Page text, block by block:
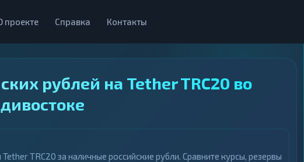
проекте Справка Контакты
рублей на Tether TRC20 во
TRC20 за наличные российские рубли. Сравните курсы, резервы